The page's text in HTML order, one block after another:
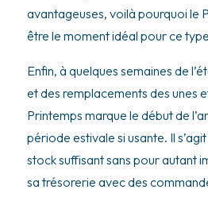
avantageuses, voilà pourquoi le
être le moment idéal pour ce
Enfin, à quelques semaines de
et des remplacements des unes
Printemps marque le début de
période estivale si usante. Il
stock suffisant sans pour autant
sa trésorerie avec des